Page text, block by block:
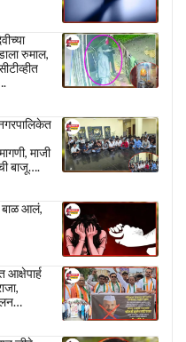
रुमाल,
माजी
बाजू….
बाळ आलं,